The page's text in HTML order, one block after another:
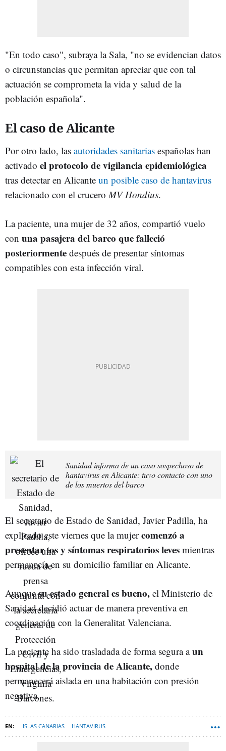
"En todo caso", subraya la Sala, "no se evidencian datos
o circunstancias que permitan apreciar que con tal
actuación se comprometa la vida y salud de la
población española".
El caso de Alicante
Por otro lado, las autoridades sanitarias españolas han
activado el protocolo de vigilancia epidemiológica
tras detectar en Alicante un posible caso de hantavirus
relacionado con el crucero MV Hondius.
La paciente, una mujer de 32 años, compartió vuelo
con una pasajera del barco que falleció
posteriormente después de presentar síntomas
compatibles con esta infección viral.
Sanidad informa de un caso sospechoso de
hantavirus en Alicante: tuvo contacto con uno
de los muertos del barco
El secretario de Estado de Sanidad, Javier Padilla, ha
explicado este viernes que la mujercomenzó a
presentar tos y síntomas respiratorios leves mientras
permanecía en su domicilio familiar en Alicante.
Aunquesu estado general es bueno, el Ministerio de
Sanidad decidió actuar de manera preventiva en
coordinación con la Generalitat Valenciana.
La paciente ha sido trasladada de forma segura a un
hospital de la provincia de Alicante, donde
permanecerá aislada en una habitación con presión
negativa.
ISLAS CANARIAS HANTAVIRUS